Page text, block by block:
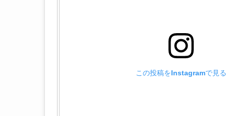
この投稿をInstagramで見る